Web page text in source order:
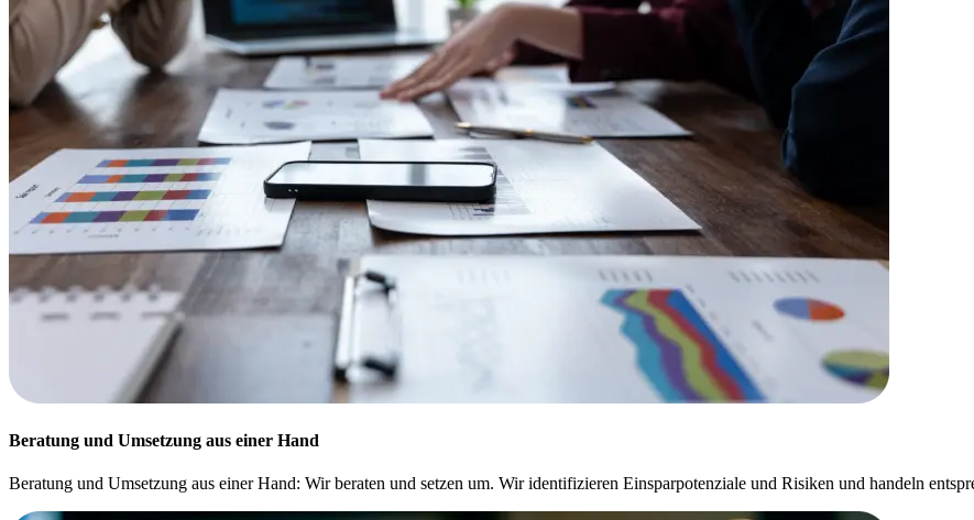
Beratung und Umsetzung aus einer Hand
Beratung und Umsetzung aus einer Hand: Wir beraten und setzen um. Wir identifizieren Einsparpotenziale und Risiken und handeln